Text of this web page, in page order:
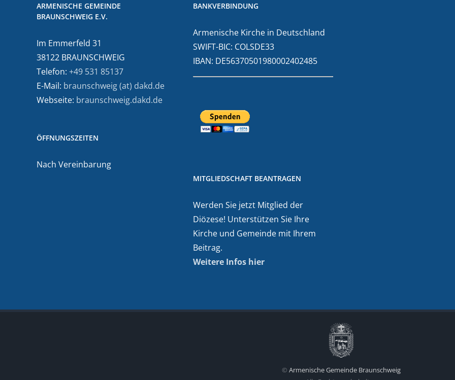
ARMENISCHE GEMEINDE
BRAUNSCHWEIG E.V.
Im Emmerfeld 31
38122 BRAUNSCHWEIG
Telefon: +49 531 85137
E-Mail: braunschweig (at) dakd.de
Webseite: braunschweig.dakd.de
ÖFFNUNGSZEITEN
Nach Vereinbarung
BANKVERBINDUNG
Armenische Kirche in Deutschland
SWIFT-BIC: COLSDE33
IBAN: DE56370501980002402485
MITGLIEDSCHAFT BEANTRAGEN
Werden Sie jetzt Mitglied der
Diözese! Unterstützen Sie Ihre
Kirche und Gemeinde mit Ihrem
Beitrag.
Weitere Infos hier
© Armenische Gemeinde Braunschweig